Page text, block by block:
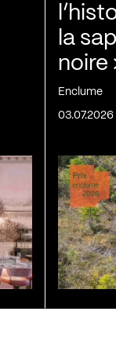
la
noire
Enclume
03.07.2026